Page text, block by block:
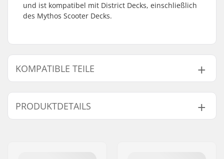
und ist kompatibel mit District Decks, einschließlich
des Mythos Scooter Decks.
KOMPATIBLE TEILE
Finde Produkte die kompatibel sind mit District
125mm Stunt Scooter Bremse:
PRODUKTDETAILS